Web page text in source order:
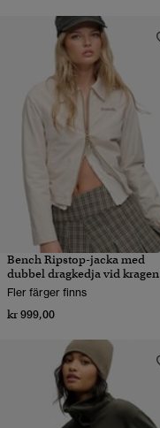
Bench Ripstop-jacka med
dubbel dragkedja vid kragen
Fler färger finns
kr 999,00